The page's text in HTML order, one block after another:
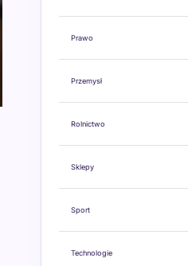
Prawo
Przemysł
Rolnictwo
Sklepy
Sport
Technologie